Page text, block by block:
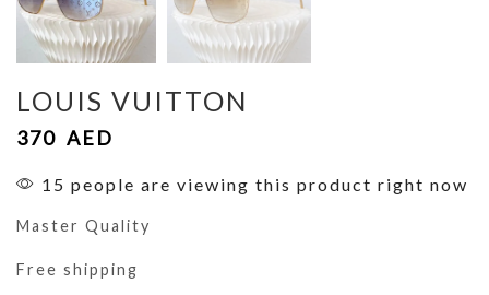
LOUIS VUITTON
370 AED
15 people are viewing this product right now
Master Quality
Free shipping